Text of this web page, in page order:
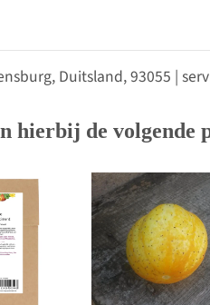
Duitsland, 93055 |
hierbij de volgende